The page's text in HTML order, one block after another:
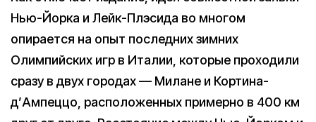
Нью-Йорка и Лейк-Плэсида во многом
опирается на опыт последних зимних
Олимпийских игр в Италии, которые проходили
сразу в двух городах — Милане и Кортина-
д’Ампеццо, расположенных примерно в 400 км